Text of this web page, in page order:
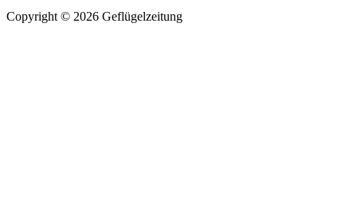
Copyright © 2026 Geflügelzeitung